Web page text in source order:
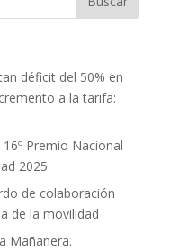
déficit del 50% en
a la tarifa:
Premio Nacional
2025
de colaboración
de la movilidad
Mañanera.